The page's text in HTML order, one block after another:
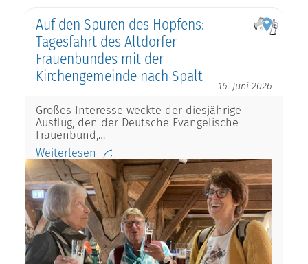
Auf den Spuren des Hopfens:
Tagesfahrt des Altdorfer
Frauenbundes mit der
Kirchengemeinde nach Spalt
16. Juni 2026
Großes Interesse weckte der diesjährige
Ausflug, den der Deutsche Evangelische
Frauenbund,…
Weiterlesen